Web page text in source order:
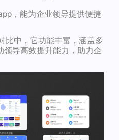
，能为企业领导提供便捷
比中，它功能丰富，涵盖多
导高效提升能力，助力企